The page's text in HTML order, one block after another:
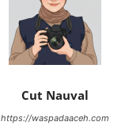
Cut Nauval
https://waspadaaceh.com